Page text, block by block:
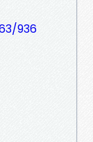
936